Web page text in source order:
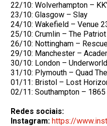
22/10: Wolverhampton –
23/10: Glasgow – Slay
24/10: Wakefield – Venue
25/10: Crumlin – The Patriot
26/10: Nottingham –
29/10: Manchester –
30/10: London – Underworld
31/10: Plymouth – Quad
01/11: Bristol – Lost
02/11: Southampton – 1865
Redes sociais:
Instagram:https://